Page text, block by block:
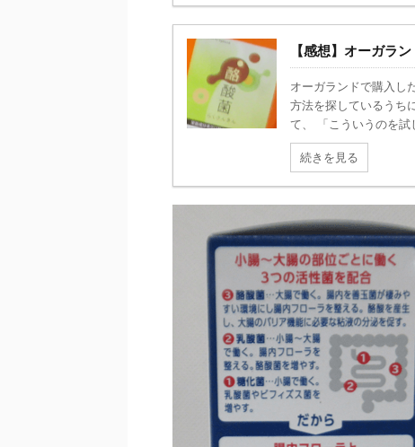
【感想】オーガラ
オーガランドで購入し
方法を探しているうち
て、 「こういうのを
続きを見る